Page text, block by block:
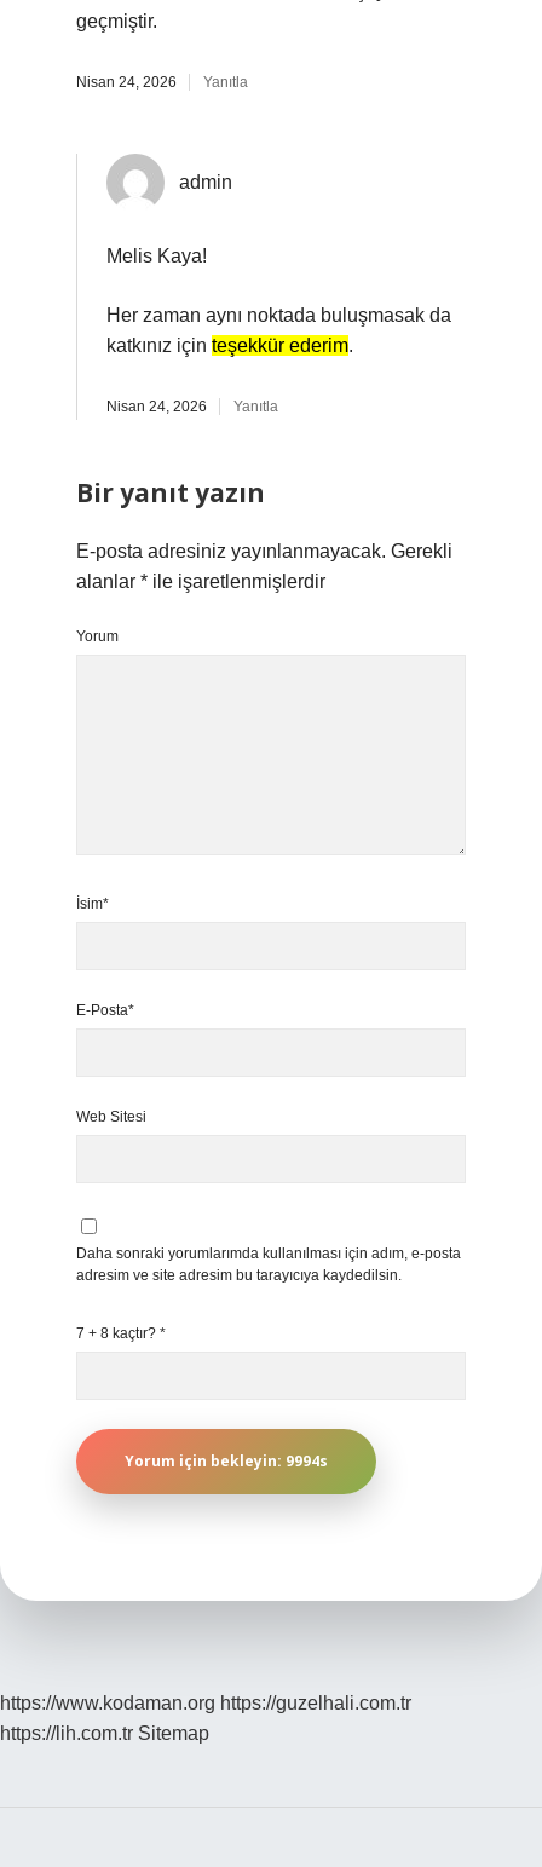
geçmiştir.
Nisan 24, 2026 Yanıtla
admin
Melis Kaya!
Her zaman aynı noktada buluşmasak da
katkınız için teşekkür ederim.
Nisan 24, 2026 Yanıtla
Bir yanıt yazın
E-posta adresiniz yayınlanmayacak. Gerekli
alanlar * ile işaretlenmişlerdir
Yorum
İsim*
E-Posta*
Web Sitesi
Daha sonraki yorumlarımda kullanılması için adım, e-posta
adresim ve site adresim bu tarayıcıya kaydedilsin.
7 + 8 kaçtır? *
https://www.kodaman.org https://guzelhali.com.tr
https://lih.com.tr Sitemap